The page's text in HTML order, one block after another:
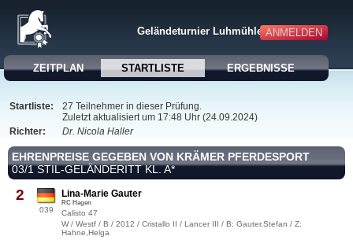
ANMELDEN
Geländeturnier Luhmühlen
ZEITPLAN STARTLISTE ERGEBNISSE
Startliste:
27 Teilnehmer in dieser Prüfung.
Zuletzt aktualisiert um 17:48 Uhr (24.09.2024)
Richter:
Dr. Nicola Haller
EHRENPREISE GEGEBEN VON KRÄMER PFERDESPORT
03/1 STIL-GELÄNDERITT KL. A*
2
039
Lina-Marie Gauter
RC Hagen
Calisto 47
W / Westf / B / 2012 / Cristallo II / Lancer III / B: Gauter,Stefan / Z:
Hahne,Helga